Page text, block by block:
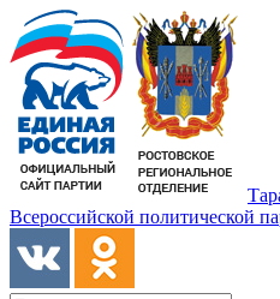
Всероссийской политической